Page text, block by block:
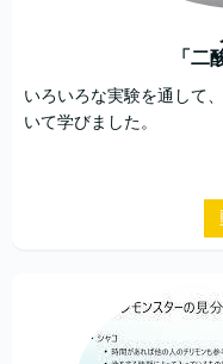
「二
いろいろな実験を通して
いて学びました。